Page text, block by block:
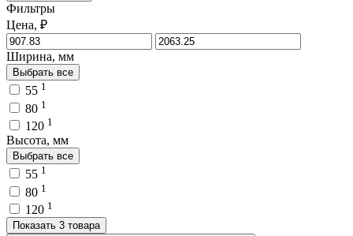
Фильтры
Цена, ₽
Ширина, мм
Выбрать все
55 1
80 1
120 1
Высота, мм
Выбрать все
55 1
80 1
120 1
Показать 3 товара